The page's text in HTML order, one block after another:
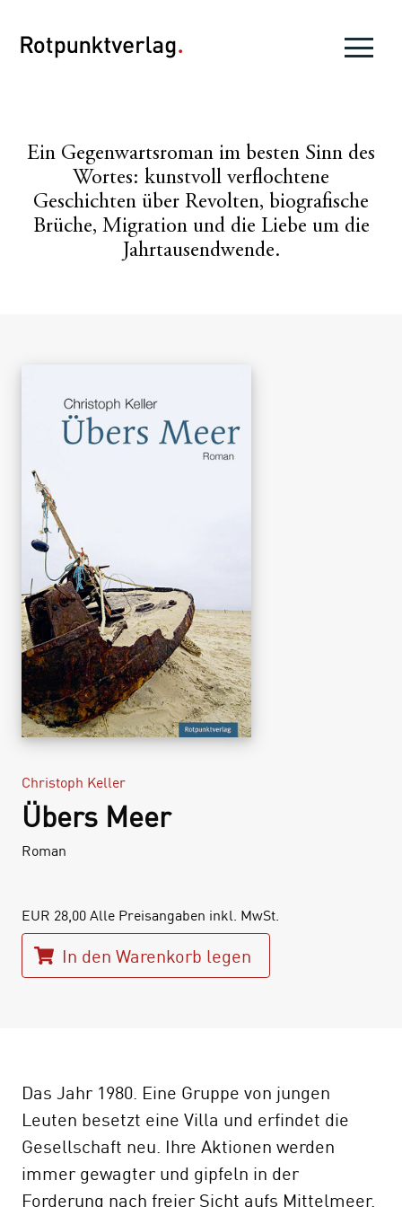
Ein Gegenwartsroman im besten Sinn des
Wortes: kunstvoll verflochtene
Geschichten über Revolten, biografische
Brüche, Migration und die Liebe um die
Jahrtausendwende.
Christoph Keller
Übers Meer
Roman
EUR 28,00 Alle Preisangaben inkl. MwSt.
In den Warenkorb legen
Das Jahr 1980. Eine Gruppe von jungen
Leuten besetzt eine Villa und erfindet die
Gesellschaft neu. Ihre Aktionen werden
immer gewagter und gipfeln in der
Forderung nach freier Sicht aufs Mittelmeer.